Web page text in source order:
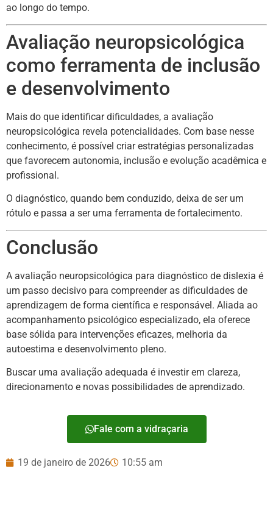
ao longo do tempo.
Avaliação neuropsicológica
como ferramenta de inclusão
e desenvolvimento
Mais do que identificar dificuldades, a avaliação
neuropsicológica revela potencialidades. Com base nesse
conhecimento, é possível criar estratégias personalizadas
que favorecem autonomia, inclusão e evolução acadêmica e
profissional.
O diagnóstico, quando bem conduzido, deixa de ser um
rótulo e passa a ser uma ferramenta de fortalecimento.
Conclusão
A avaliação neuropsicológica para diagnóstico de dislexia é
um passo decisivo para compreender as dificuldades de
aprendizagem de forma científica e responsável. Aliada ao
acompanhamento psicológico especializado, ela oferece
base sólida para intervenções eficazes, melhoria da
autoestima e desenvolvimento pleno.
Buscar uma avaliação adequada é investir em clareza,
direcionamento e novas possibilidades de aprendizado.
Fale com a vidraçaria
19 de janeiro de 2026 10:55 am